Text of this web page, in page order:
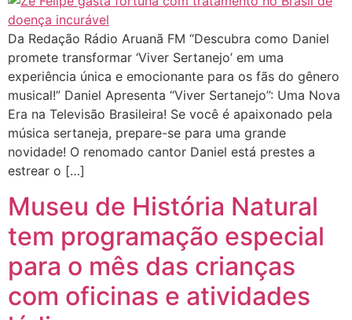
Da Redação Rádio Aruanã FM “Descubra como Daniel
promete transformar ‘Viver Sertanejo’ em uma
experiência única e emocionante para os fãs do gênero
musical!” Daniel Apresenta “Viver Sertanejo”: Uma Nova
Era na Televisão Brasileira! Se você é apaixonado pela
música sertaneja, prepare-se para uma grande
novidade! O renomado cantor Daniel está prestes a
estrear o […]
Museu de História Natural
tem programação especial
para o mês das crianças
com oficinas e atividades